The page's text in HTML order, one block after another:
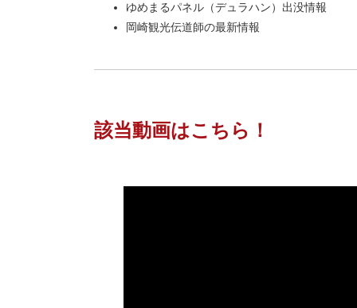
ゆめまるパネル（デュラハン）出没情報
岡崎観光伝道師の最新情報
該当動画はこちら！